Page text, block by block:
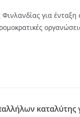
για
καταλύτης